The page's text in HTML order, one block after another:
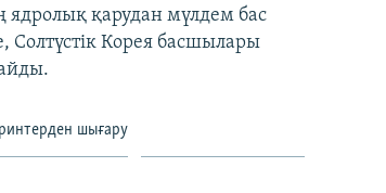
ядролық қарудан мүлдем бас
Солтүстік Корея басшылары
шығару